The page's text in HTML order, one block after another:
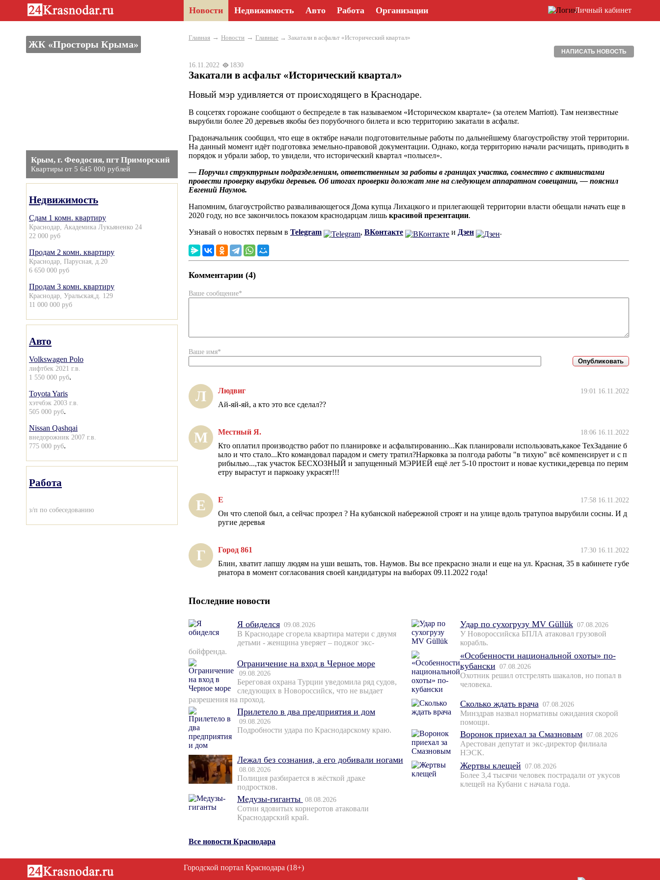
Новости Недвижимость Авто Работа Организации Личный кабинет
ЖК «Просторы Крыма»
Крым, г. Феодосия, пгт Приморский
Квартиры от 5 645 000 рублей
Недвижимость
Сдам 1 комн. квартиру
Краснодар, Академика Лукьяненко 24
22 000 руб
Продам 2 комн. квартиру
Краснодар, Парусная, д.20
6 650 000 руб
Продам 3 комн. квартиру
Краснодар, Уральская,д. 129
11 000 000 руб
Авто
Volkswagen Polo
лифтбек 2021 г.в.
1 550 000 руб.
Toyota Yaris
хэтчбэк 2003 г.в.
505 000 руб.
Nissan Qashqai
внедорожник 2007 г.в.
775 000 руб.
Работа
з/п по собеседованию
Главная → Новости → Главные → Закатали в асфальт «Исторический квартал»
НАПИСАТЬ НОВОСТЬ
16.11.2022 1830
Закатали в асфальт «Исторический квартал»
Новый мэр удивляется от происходящего в Краснодаре.
В соцсетях горожане сообщают о беспределе в так называемом «Историческом квартале» (за отелем Marriott). Там неизвестные
вырубили более 20 деревьев якобы без порубочного билета и всю территорию закатали в асфальт.
Градоначальник сообщил, что еще в октябре начали подготовительные работы по дальнейшему благоустройству этой территории.
На данный момент идёт подготовка земельно-правовой документации. Однако, когда территорию начали расчищать, приводить в
порядок и убрали забор, то увидели, что исторический квартал «полысел».
— Поручил структурным подразделениям, ответственным за работы в границах участка, совместно с активистами
провести проверку вырубки деревьев. Об итогах проверки доложат мне на следующем аппаратном совещании, — пояснил
Евгений Наумов.
Напомним, благоустройство разваливающегося Дома купца Лихацкого и прилегающей территории власти обещали начать еще в
2020 году, но все закончилось показом краснодарцам лишь красивой презентации.
Узнавай о новостях первым в Telegram , ВКонтакте и Дзен .
Комментарии (4)
Ваше сообщение*
Ваше имя*
Л Людвиг 19:01 16.11.2022
Ай-яй-яй, а кто это все сделал??
М Местный Я. 18:06 16.11.2022
Кто оплатил производство работ по планировке и асфальтированию...Как планировали использовать,какое ТехЗадание б
ыло и что стало...Кто командовал парадом и смету тратил?Нарковка за полгода работы "в тихую" всё компенсирует и с п
рибылью...,так участок БЕСХОЗНЫЙ и запущенный МЭРИЕЙ ещё лет 5-10 простоит и новае кустики,деревца по перим
етру вырастут и паркоаку украсят!!!
Е Е 17:58 16.11.2022
Он что слепой был, а сейчас прозрел ? На кубанской набережной строят и на улице вдоль тратупоа вырубили сосны. И д
ругие деревья
Г Город 861 17:30 16.11.2022
Блин, хватит лапшу людям на уши вешать, тов. Наумов. Вы все прекрасно знали и еще на ул. Красная, 35 в кабинете губе
рнатора в момент согласования своей кандидатуры на выборах 09.11.2022 года!
Последние новости
Я обиделся 09.08.2026
В Краснодаре сгорела квартира матери с двумя
детьми - женщина уверяет – поджог экс-
бойфренда.
Ограничение на вход в Черное море
09.08.2026
Береговая охрана Турции уведомила ряд судов,
следующих в Новороссийск, что не выдает
разрешения на проход.
Прилетело в два предприятия и дом
09.08.2026
Подробности удара по Краснодарскому краю.
Лежал без сознания, а его добивали ногами
08.08.2026
Полиция разбирается в жёсткой драке
подростков.
Медузы-гиганты 08.08.2026
Сотни ядовитых корнеротов атаковали
Краснодарский край.
Удар по сухогрузу MV Güllük 07.08.2026
У Новороссийска БПЛА атаковал грузовой
корабль.
«Особенности национальной охоты» по-
кубански 07.08.2026
Охотник решил отстрелять шакалов, но попал в
человека.
Сколько ждать врача 07.08.2026
Минздрав назвал нормативы ожидания скорой
помощи.
Воронок приехал за Смазновым 07.08.2026
Арестован депутат и экс-директор филиала
НЭСК.
Жертвы клещей 07.08.2026
Более 3,4 тысячи человек пострадали от укусов
клещей на Кубани с начала года.
Все новости Краснодара
Городской портал Краснодара (18+)